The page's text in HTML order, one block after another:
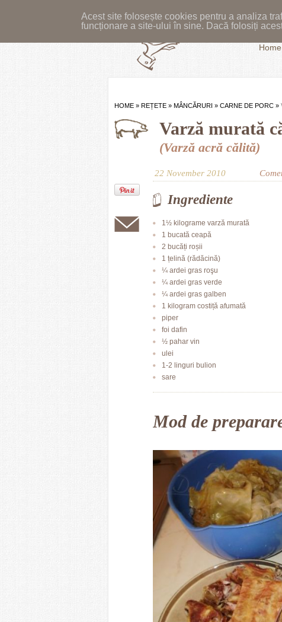
Acest site folosește cookies pentru a analiza
funcționare a site-ului în sine. Dacă folosiți
Home
HOME » REȚETE » MÂNCĂRURI » CARNE DE PORC »
Varză murată
(Varză acră călită)
22 November 2010
Ingrediente
1½ kilograme varză murată
1 bucată ceapă
2 bucăți roșii
1 țelină (rădăcină)
¼ ardei gras roşu
¼ ardei gras verde
¼ ardei gras galben
1 kilogram costiță afumată
piper
foi dafin
½ pahar vin
ulei
1-2 linguri bulion
sare
Mod de